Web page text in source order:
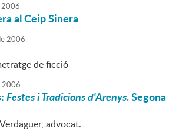
2006
al Ceip Sinera
2006
de ficció
2006
Festes i Tradicions d'Arenys. Segona
advocat.